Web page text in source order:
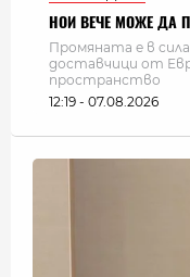
НОИ ВЕЧЕ МОЖЕ ДА
Промяната е в
доставчици от
пространство
12:19 - 07.08.2026